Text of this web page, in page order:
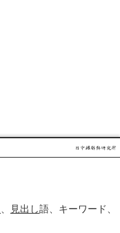
見出し語、キーワード、